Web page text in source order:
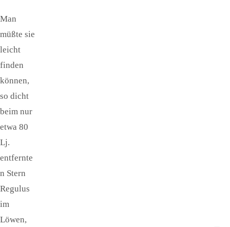
Man
müßte sie
leicht
finden
können,
so dicht
beim nur
etwa 80
Lj.
entfernte
n Stern
Regulus
im
Löwen,